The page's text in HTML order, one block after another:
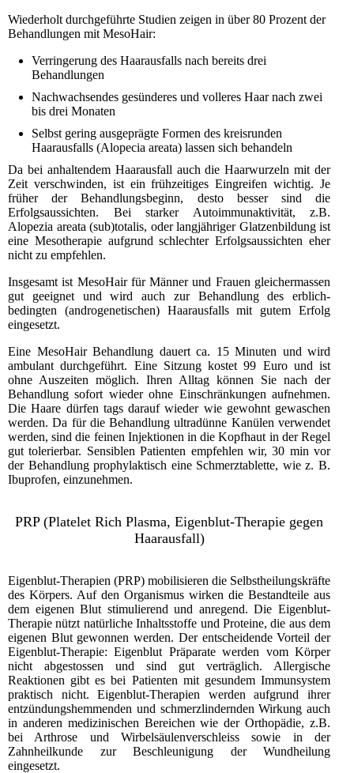
Wiederholt durchgeführte Studien zeigen in über 80 Prozent der
Behandlungen mit MesoHair:
Verringerung des Haarausfalls nach bereits drei
Behandlungen
Nachwachsendes gesünderes und volleres Haar nach zwei
bis drei Monaten
Selbst gering ausgeprägte Formen des kreisrunden
Haarausfalls (Alopecia areata) lassen sich behandeln
Da bei anhaltendem Haarausfall auch die Haarwurzeln mit der
Zeit verschwinden, ist ein frühzeitiges Eingreifen wichtig. Je
früher der Behandlungsbeginn, desto besser sind die
Erfolgsaussichten. Bei starker Autoimmunaktivität, z.B.
Alopezia areata (sub)totalis, oder langjähriger Glatzenbildung ist
eine Mesotherapie aufgrund schlechter Erfolgsaussichten eher
nicht zu empfehlen.
Insgesamt ist MesoHair für Männer und Frauen gleichermassen
gut geeignet und wird auch zur Behandlung des erblich-
bedingten (androgenetischen) Haarausfalls mit gutem Erfolg
eingesetzt.
Eine MesoHair Behandlung dauert ca. 15 Minuten und wird
ambulant durchgeführt. Eine Sitzung kostet 99 Euro und ist
ohne Auszeiten möglich. Ihren Alltag können Sie nach der
Behandlung sofort wieder ohne Einschränkungen aufnehmen.
Die Haare dürfen tags darauf wieder wie gewohnt gewaschen
werden. Da für die Behandlung ultradünne Kanülen verwendet
werden, sind die feinen Injektionen in die Kopfhaut in der Regel
gut tolerierbar. Sensiblen Patienten empfehlen wir, 30 min vor
der Behandlung prophylaktisch eine Schmerztablette, wie z. B.
Ibuprofen, einzunehmen.
PRP (Platelet Rich Plasma, Eigenblut-Therapie gegen
Haarausfall)
Eigenblut-Therapien (PRP) mobilisieren die Selbstheilungskräfte
des Körpers. Auf den Organismus wirken die Bestandteile aus
dem eigenen Blut stimulierend und anregend. Die Eigenblut-
Therapie nützt natürliche Inhaltsstoffe und Proteine, die aus dem
eigenen Blut gewonnen werden. Der entscheidende Vorteil der
Eigenblut-Therapie: Eigenblut Präparate werden vom Körper
nicht abgestossen und sind gut verträglich. Allergische
Reaktionen gibt es bei Patienten mit gesundem Immunsystem
praktisch nicht. Eigenblut-Therapien werden aufgrund ihrer
entzündungshemmenden und schmerzlindernden Wirkung auch
in anderen medizinischen Bereichen wie der Orthopädie, z.B.
bei Arthrose und Wirbelsäulenverschleiss sowie in der
Zahnheilkunde zur Beschleunigung der Wundheilung
eingesetzt.